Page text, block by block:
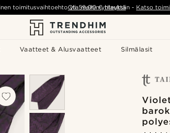
Vaatteet & Alusvaatteet Silmälasit
toimitusvaihtoehto yli 59,00 €tilauksiin - Katso
Ota meihin yhteyttä